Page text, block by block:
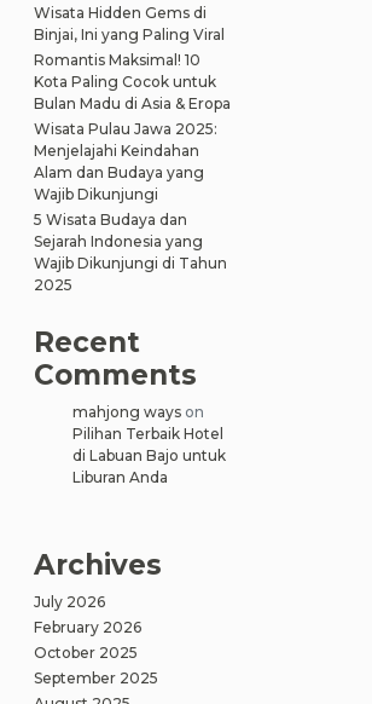
Wisata Hidden Gems di
Binjai, Ini yang Paling Viral
Romantis Maksimal! 10
Kota Paling Cocok untuk
Bulan Madu di Asia & Eropa
Wisata Pulau Jawa 2025:
Menjelajahi Keindahan
Alam dan Budaya yang
Wajib Dikunjungi
5 Wisata Budaya dan
Sejarah Indonesia yang
Wajib Dikunjungi di Tahun
2025
Recent
Comments
mahjong ways on
Pilihan Terbaik Hotel
di Labuan Bajo untuk
Liburan Anda
Archives
July 2026
February 2026
October 2025
September 2025